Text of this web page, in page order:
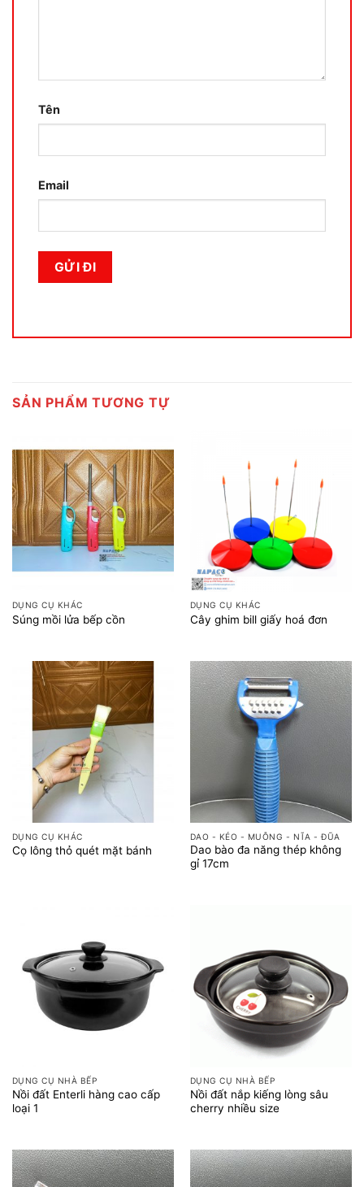
Tên
Email
SẢN PHẨM TƯƠNG TỰ
DỤNG CỤ KHÁC
Súng mồi lửa bếp cồn
DỤNG CỤ KHÁC
Cây ghim bill giấy hoá đơn
DỤNG CỤ KHÁC
Cọ lông thỏ quét mặt bánh
DAO - KÉO - MUỖNG - NĨA - ĐŨA
Dao bào đa năng thép không
gỉ 17cm
DỤNG CỤ NHÀ BẾP
Nồi đất Enterli hàng cao cấp
loại 1
DỤNG CỤ NHÀ BẾP
Nồi đất nắp kiếng lòng sâu
cherry nhiều size